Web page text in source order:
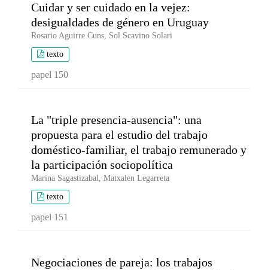
Cuidar y ser cuidado en la vejez:
desigualdades de género en Uruguay
Rosario Aguirre Cuns, Sol Scavino Solari
texto
papel 150
La "triple presencia-ausencia": una
propuesta para el estudio del trabajo
doméstico-familiar, el trabajo remunerado y
la participación sociopolítica
Marina Sagastizabal, Matxalen Legarreta
texto
papel 151
Negociaciones de pareja: los trabajos